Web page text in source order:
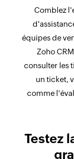
Comblez
équipes de
Zoho
consulter les
un ticket,
comme
Testez